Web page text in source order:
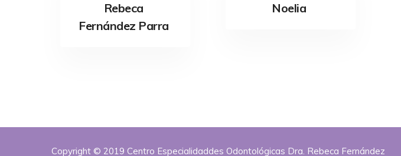
Rebeca
Fernández Parra
Noelia
Copyright © 2019 Centro Especialidaddes Odontológicas Dra. Rebeca Fernández